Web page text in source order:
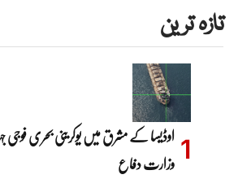
تازہ ترین
اوڈیسا کے مشرق میں یوکرینی بحری فوجی
وزارت دفاع